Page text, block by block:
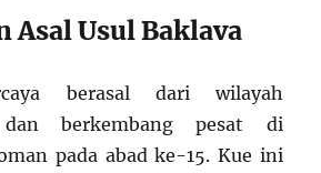
Asal Usul Baklava
berasal dari wilayah
dan berkembang pesat di
pada abad ke-15. Kue ini